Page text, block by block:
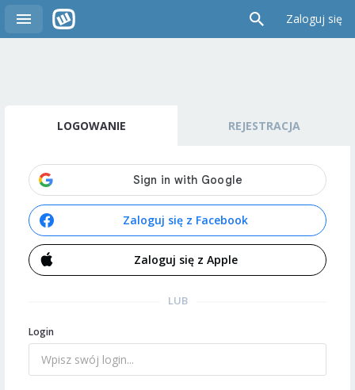
Zaloguj się
LOGOWANIE REJESTRACJA
Zaloguj się z Facebook
Zaloguj się z Apple
LUB
Login